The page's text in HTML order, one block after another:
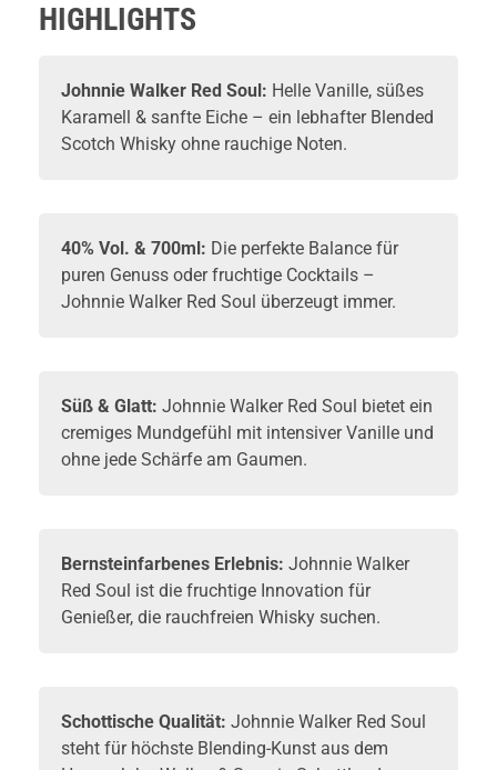
HIGHLIGHTS
Johnnie Walker Red Soul: Helle Vanille, süßes
Karamell & sanfte Eiche – ein lebhafter Blended
Scotch Whisky ohne rauchige Noten.
40% Vol. & 700ml: Die perfekte Balance für
puren Genuss oder fruchtige Cocktails –
Johnnie Walker Red Soul überzeugt immer.
Süß & Glatt: Johnnie Walker Red Soul bietet ein
cremiges Mundgefühl mit intensiver Vanille und
ohne jede Schärfe am Gaumen.
Bernsteinfarbenes Erlebnis: Johnnie Walker
Red Soul ist die fruchtige Innovation für
Genießer, die rauchfreien Whisky suchen.
Schottische Qualität: Johnnie Walker Red Soul
steht für höchste Blending-Kunst aus dem